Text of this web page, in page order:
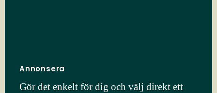
Annonsera
Gör det enkelt för dig och välj direkt ett